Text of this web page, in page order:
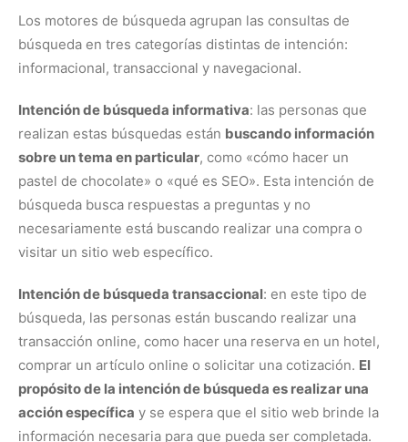
Los motores de búsqueda agrupan las consultas de
búsqueda en tres categorías distintas de intención:
informacional, transaccional y navegacional.
Intención de búsqueda informativa: las personas que
realizan estas búsquedas están buscando información
sobre un tema en particular, como «cómo hacer un
pastel de chocolate» o «qué es SEO». Esta intención de
búsqueda busca respuestas a preguntas y no
necesariamente está buscando realizar una compra o
visitar un sitio web específico.
Intención de búsqueda transaccional: en este tipo de
búsqueda, las personas están buscando realizar una
transacción online, como hacer una reserva en un hotel,
comprar un artículo online o solicitar una cotización. El
propósito de la intención de búsqueda es realizar una
acción específica y se espera que el sitio web brinde la
información necesaria para que pueda ser completada.